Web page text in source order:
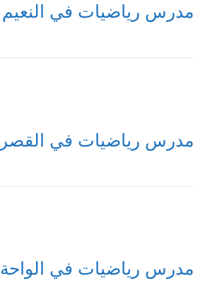
مدرس رياضيات في النعيم
مدرس رياضيات في القصر
مدرس رياضيات في الواحة